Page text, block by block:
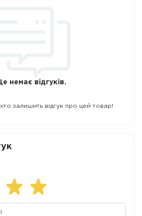
немає відгуків.
залишить відгук про цей товар!